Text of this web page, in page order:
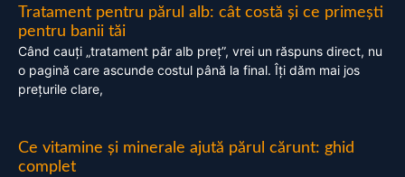
Tratament pentru părul alb: cât costă și ce primești
pentru banii tăi
Când cauți „tratament păr alb preț”, vrei un răspuns direct, nu
o pagină care ascunde costul până la final. Îți dăm mai jos
prețurile clare,
Ce vitamine și minerale ajută părul cărunt: ghid
complet